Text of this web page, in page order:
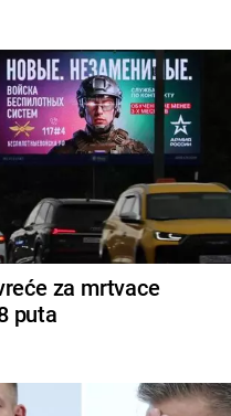
za mrtvace
puta